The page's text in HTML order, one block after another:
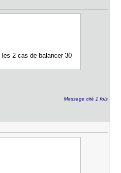
2 cas de balancer 30
Message cité 1 fois